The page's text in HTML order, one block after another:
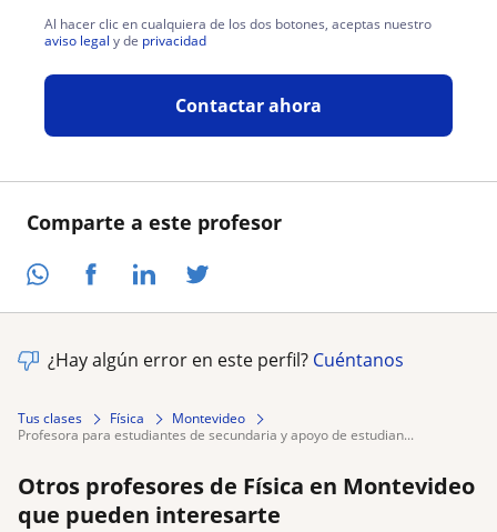
Comparte a este profesor
Al hacer clic en cualquiera de los dos botones, aceptas nuestro
aviso legal y de privacidad
Contactar ahora
¿Hay algún error en este perfil? Cuéntanos
Tus clases Física
Montevideo
profesora para estudiantes de secundaria y apoyo de estudian...
Otros profesores de Física en Montevideo
que pueden interesarte